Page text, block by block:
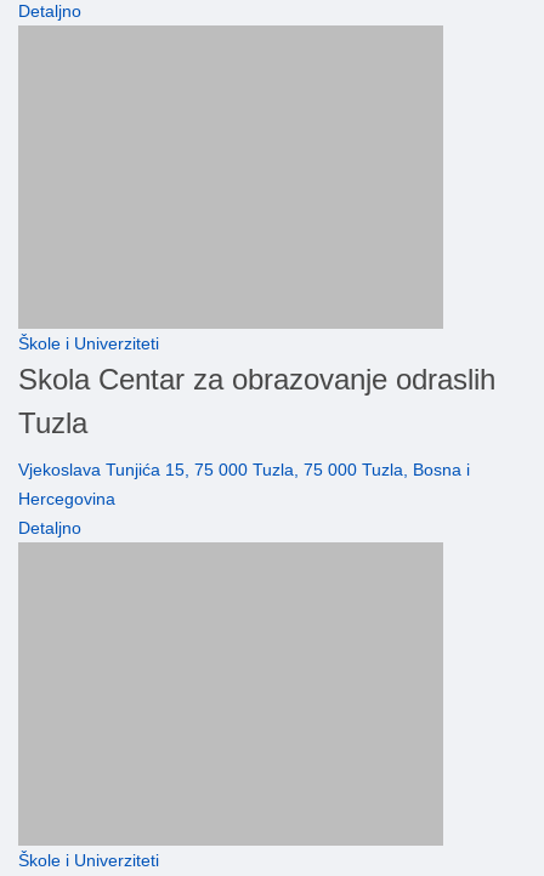
Detaljno
Škole i Univerziteti
Skola Centar za obrazovanje odraslih
Tuzla
Vjekoslava Tunjića 15, 75 000 Tuzla, 75 000 Tuzla, Bosna i
Hercegovina
Detaljno
Škole i Univerziteti